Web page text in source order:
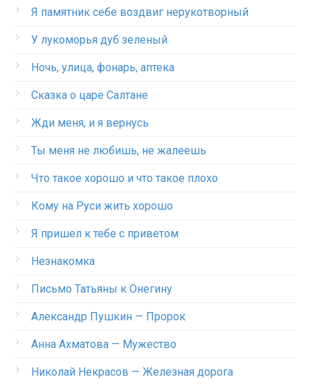
Я памятник себе воздвиг нерукотворный
У лукоморья дуб зеленый
Ночь, улица, фонарь, аптека
Сказка о царе Салтане
Жди меня, и я вернусь
Ты меня не любишь, не жалеешь
Что такое хорошо и что такое плохо
Кому на Руси жить хорошо
Я пришел к тебе с приветом
Незнакомка
Письмо Татьяны к Онегину
Александр Пушкин — Пророк
Анна Ахматова — Мужество
Николай Некрасов — Железная дорога